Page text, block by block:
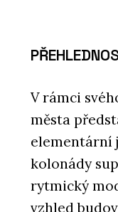
V rámci
města
elementární
kolonády
rytmický
vzhled